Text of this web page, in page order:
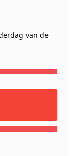
van de